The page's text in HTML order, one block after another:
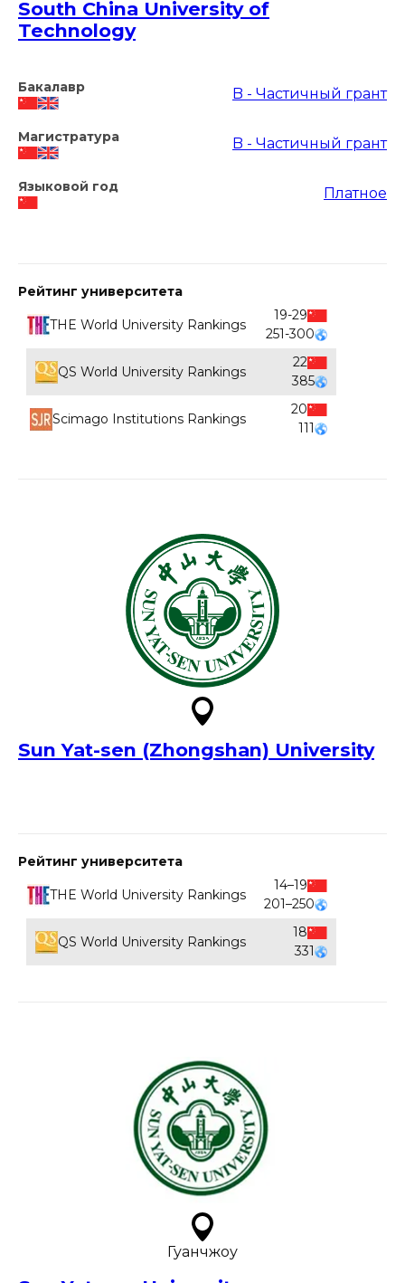
South China University of
Technology
Бакалавр B - Частичный грант
Магистратура B - Частичный грант
Языковой год Платное
Рейтинг университета
THE World University Rankings
19-29
251-300
QS World University Rankings
22
385
Scimago Institutions Rankings
20
111
Sun Yat-sen (Zhongshan) University
Рейтинг университета
THE World University Rankings
14–19
201–250
QS World University Rankings
18
331
Гуанчжоу